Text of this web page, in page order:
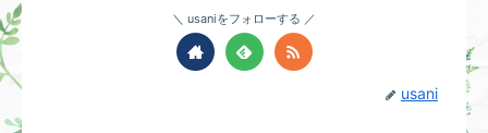
usaniをフォローする
usani